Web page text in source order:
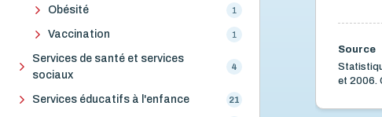
Obésité 1
Vaccination 1
Services de santé et services
sociaux
4
Services éducatifs à l'enfance 21
Source
et 2006.